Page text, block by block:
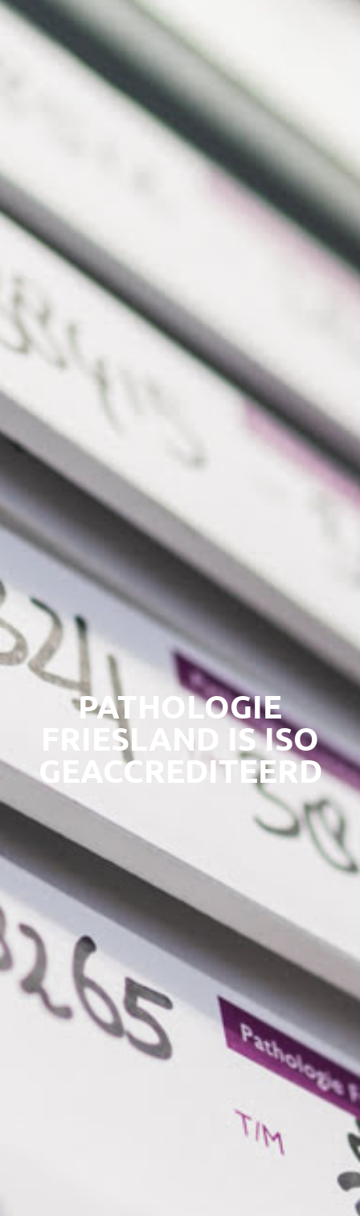
PATHOLOGIE
FRIESLAND IS ISO
GEACCREDITEERD